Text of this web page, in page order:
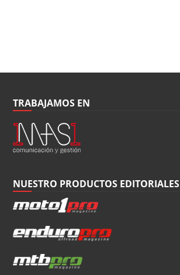
TRABAJAMOS EN
NUESTRO PRODUCTOS EDITORIALES